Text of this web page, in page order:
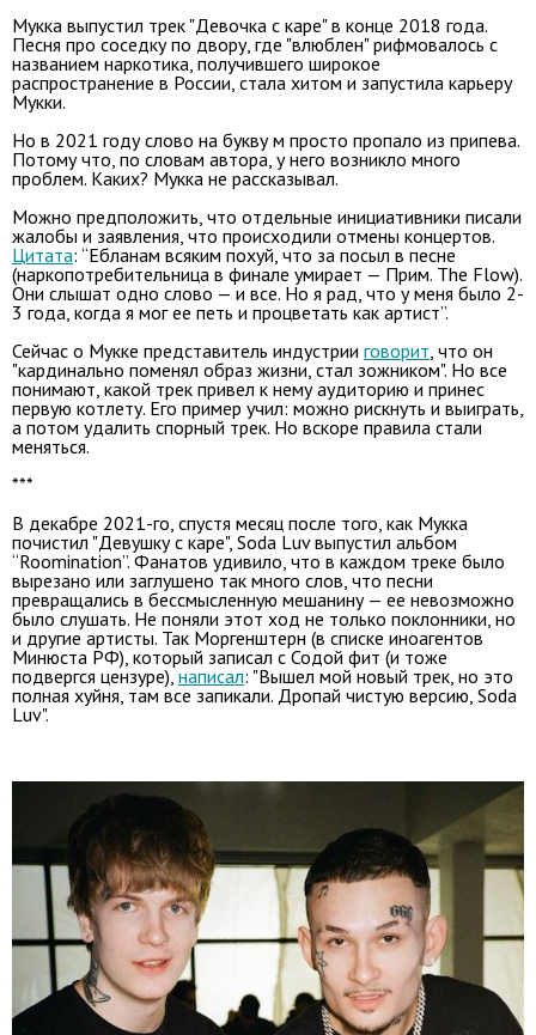
Мукка выпустил трек "Девочка с каре" в конце 2018 года.
Песня про соседку по двору, где "влюблен" рифмовалось с
названием наркотика, получившего широкое
распространение в России, стала хитом и запустила карьеру
Мукки.
Но в 2021 году слово на букву м просто пропало из припева.
Потому что, по словам автора, у него возникло много
проблем. Каких? Мукка не рассказывал.
Можно предположить, что отдельные инициативники писали
жалобы и заявления, что происходили отмены концертов.
Цитата: “Ебланам всяким похуй, что за посыл в песне
(наркопотребительница в финале умирает — Прим. The Flow).
Они слышат одно слово — и все. Но я рад, что у меня было 2-
3 года, когда я мог ее петь и процветать как артист”.
Сейчас о Мукке представитель индустрии говорит, что он
"кардинально поменял образ жизни, стал зожником". Но все
понимают, какой трек привел к нему аудиторию и принес
первую котлету. Его пример учил: можно рискнуть и выиграть,
а потом удалить спорный трек. Но вскоре правила стали
меняться.
***
В декабре 2021-го, спустя месяц после того, как Мукка
почистил "Девушку с каре", Soda Luv выпустил альбом
“Roomination”. Фанатов удивило, что в каждом треке было
вырезано или заглушено так много слов, что песни
превращались в бессмысленную мешанину — ее невозможно
было слушать. Не поняли этот ход не только поклонники, но
и другие артисты. Так Моргенштерн (в списке иноагентов
Минюста РФ), который записал с Содой фит (и тоже
подвергся цензуре), написал: "Вышел мой новый трек, но это
полная хуйня, там все запикали. Дропай чистую версию, Soda
Luv".